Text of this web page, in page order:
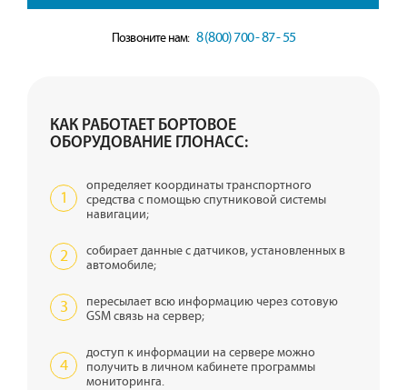
Позвоните нам: 8 (800) 700 - 87 - 55
КАК РАБОТАЕТ БОРТОВОЕ
ОБОРУДОВАНИЕ ГЛОНАСС:
определяет координаты транспортного
средства с помощью спутниковой системы
навигации;
собирает данные с датчиков, установленных в
автомобиле;
пересылает всю информацию через сотовую
GSM связь на сервер;
доступ к информации на сервере можно
получить в личном кабинете программы
мониторинга.